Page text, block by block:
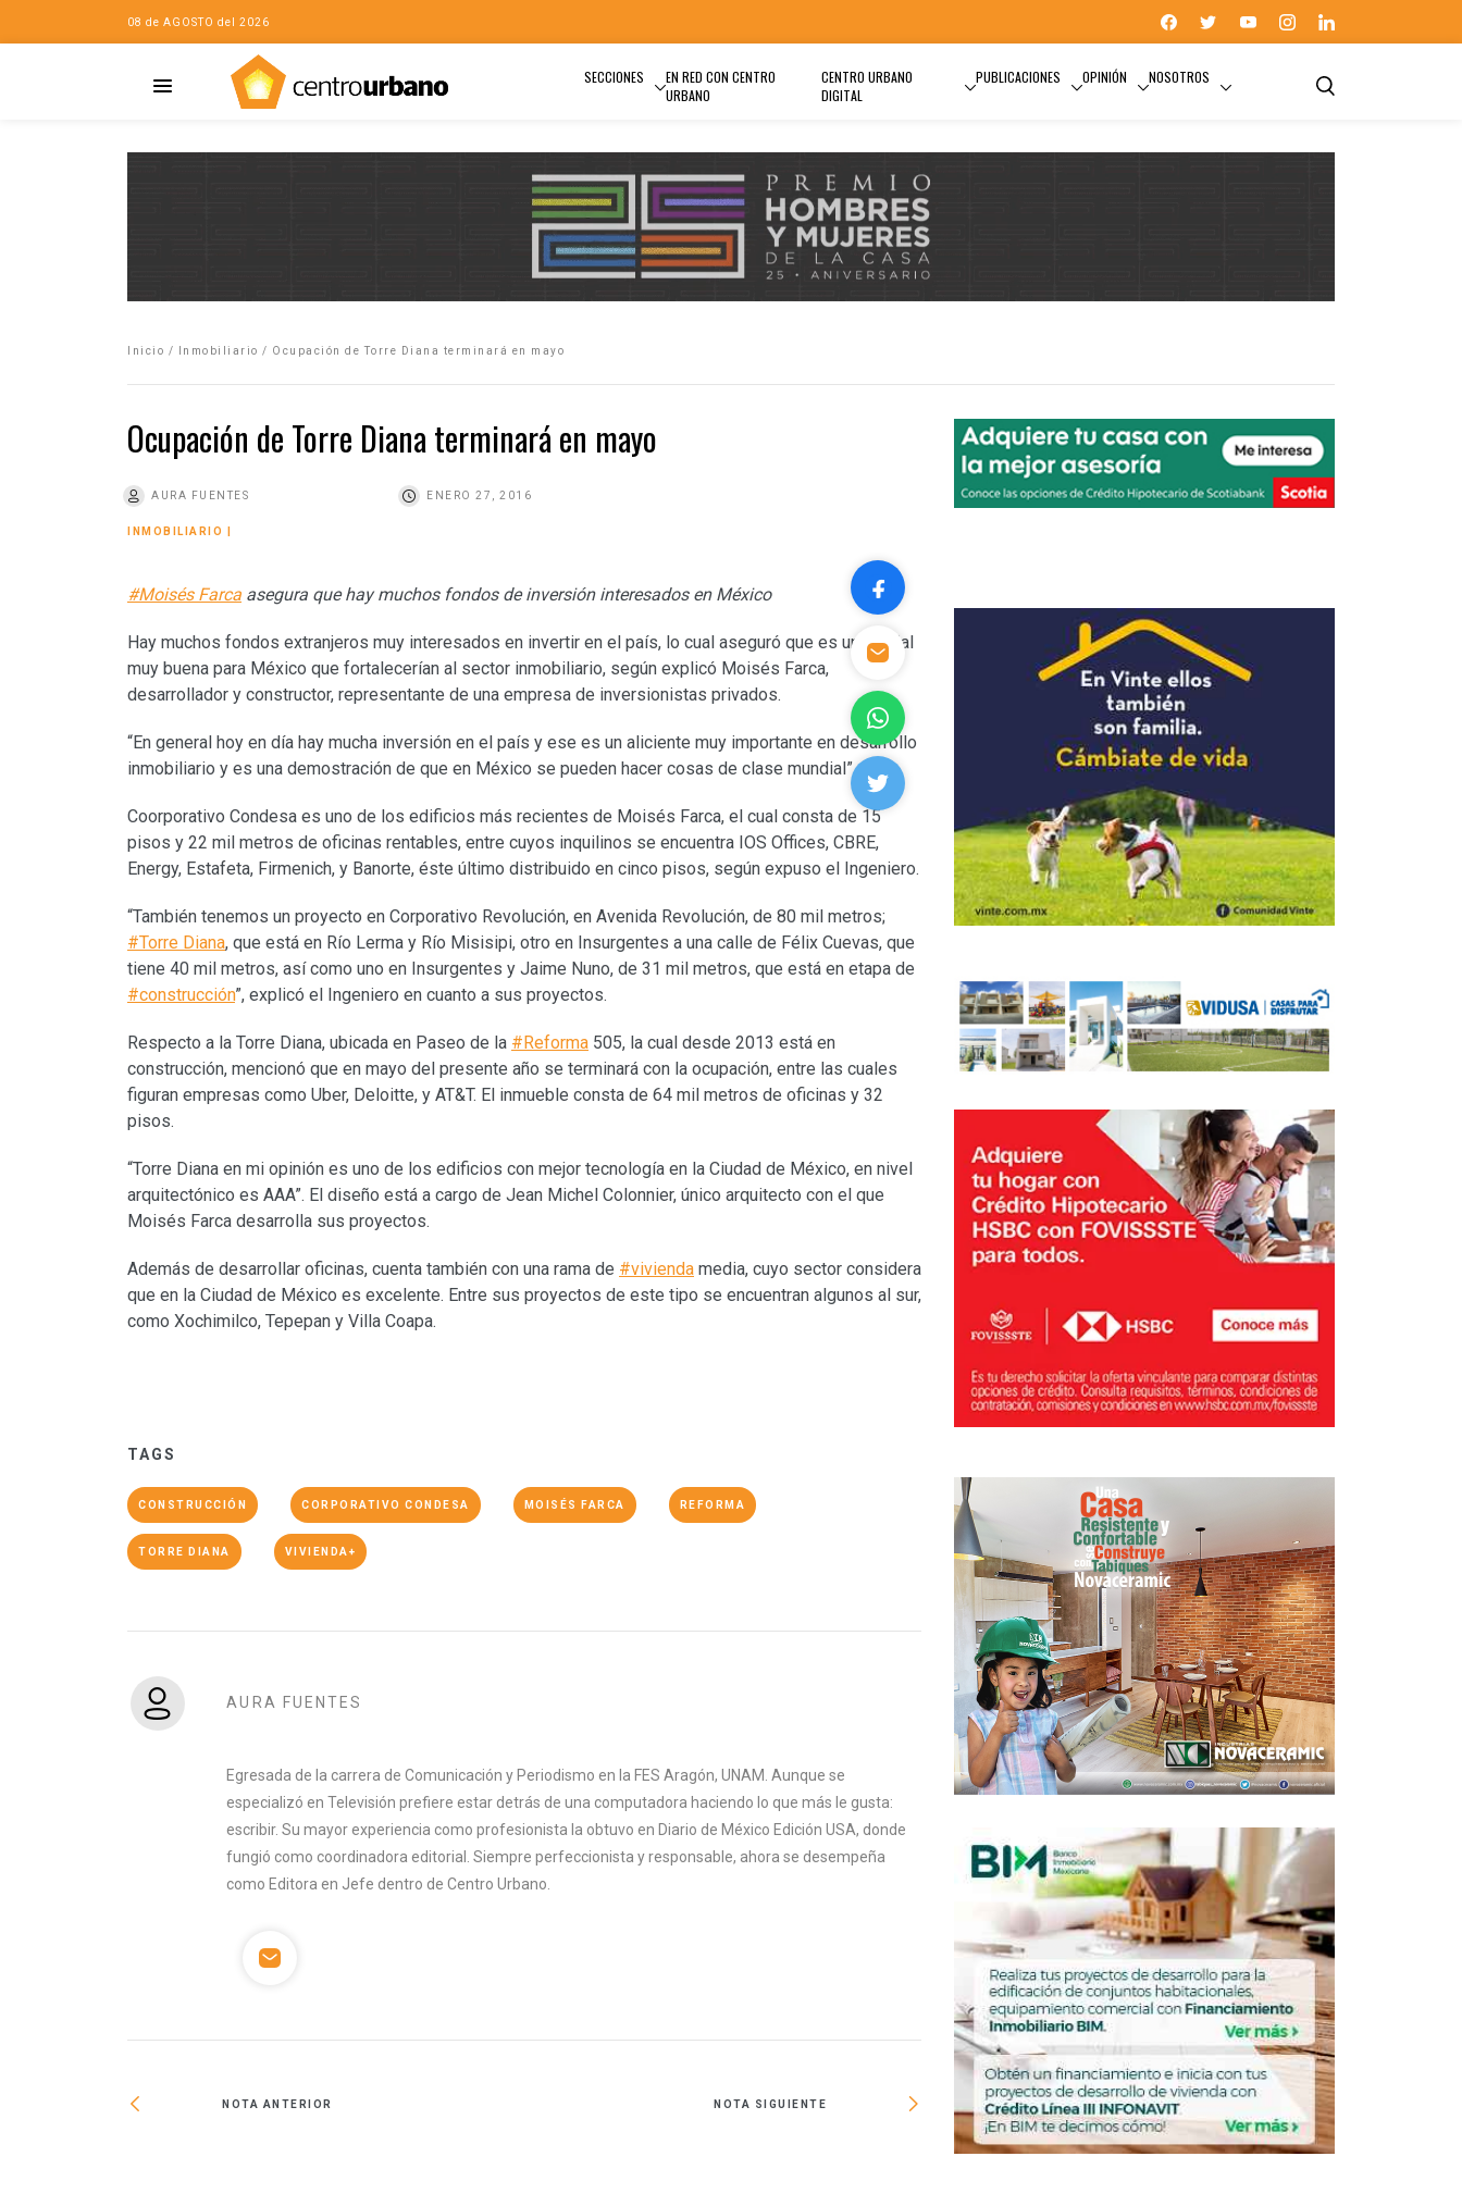
08 de AGOSTO del 2026
SECCIONES
EN RED CON CENTRO
URBANO
CENTRO URBANO
DIGITAL
PUBLICACIONES OPINIÓN NOSOTROS
Inicio / Inmobiliario / Ocupación de Torre Diana terminará en mayo
Ocupación de Torre Diana terminará en mayo
AURA FUENTES ENERO 27, 2016
INMOBILIARIO
#Moisés Farca asegura que hay muchos fondos de inversión interesados en México
Hay muchos fondos extranjeros muy interesados en invertir en el país, lo cual aseguró que es una señal
muy buena para México que fortalecerían al sector inmobiliario, según explicó Moisés Farca,
desarrollador y constructor, representante de una empresa de inversionistas privados.
“En general hoy en día hay mucha inversión en el país y ese es un aliciente muy importante en desarrollo
inmobiliario y es una demostración de que en México se pueden hacer cosas de clase mundial”.
Coorporativo Condesa es uno de los edificios más recientes de Moisés Farca, el cual consta de 15
pisos y 22 mil metros de oficinas rentables, entre cuyos inquilinos se encuentra IOS Offices, CBRE,
Energy, Estafeta, Firmenich, y Banorte, éste último distribuido en cinco pisos, según expuso el Ingeniero.
“También tenemos un proyecto en Corporativo Revolución, en Avenida Revolución, de 80 mil metros;
#Torre Diana, que está en Río Lerma y Río Misisipi, otro en Insurgentes a una calle de Félix Cuevas, que
tiene 40 mil metros, así como uno en Insurgentes y Jaime Nuno, de 31 mil metros, que está en etapa de
#construcción”, explicó el Ingeniero en cuanto a sus proyectos.
Respecto a la Torre Diana, ubicada en Paseo de la #Reforma 505, la cual desde 2013 está en
construcción, mencionó que en mayo del presente año se terminará con la ocupación, entre las cuales
figuran empresas como Uber, Deloitte, y AT&T. El inmueble consta de 64 mil metros de oficinas y 32
pisos.
“Torre Diana en mi opinión es uno de los edificios con mejor tecnología en la Ciudad de México, en nivel
arquitectónico es AAA”. El diseño está a cargo de Jean Michel Colonnier, único arquitecto con el que
Moisés Farca desarrolla sus proyectos.
Además de desarrollar oficinas, cuenta también con una rama de #vivienda media, cuyo sector considera
que en la Ciudad de México es excelente. Entre sus proyectos de este tipo se encuentran algunos al sur,
como Xochimilco, Tepepan y Villa Coapa.
TAGS
CONSTRUCCIÓN CORPORATIVO CONDESA MOISÉS FARCA REFORMA
TORRE DIANA VIVIENDA+
AURA FUENTES
Egresada de la carrera de Comunicación y Periodismo en la FES Aragón, UNAM. Aunque se
especializó en Televisión prefiere estar detrás de una computadora haciendo lo que más le gusta:
escribir. Su mayor experiencia como profesionista la obtuvo en Diario de México Edición USA, donde
fungió como coordinadora editorial. Siempre perfeccionista y responsable, ahora se desempeña
como Editora en Jefe dentro de Centro Urbano.
NOTA ANTERIOR NOTA SIGUIENTE
Costo del dólar no debe ser factor de